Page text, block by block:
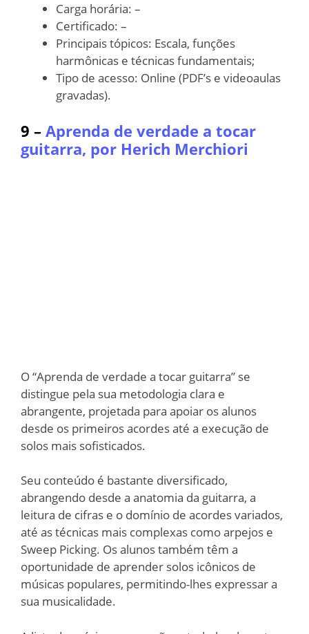
Carga horária: –
Certificado: –
Principais tópicos: Escala, funções
harmônicas e técnicas fundamentais;
Tipo de acesso: Online (PDF’s e videoaulas
gravadas).
9 – Aprenda de verdade a ​tocar
guitarra, por Herich Merchiori
O “Aprenda de verdade a ​tocar guitarra” se
distingue pela sua metodologia clara e
abrangente, projetada para apoiar os alunos
desde os primeiros acordes até a execução de
solos mais sofisticados.
Seu conteúdo é bastante diversificado,
abrangendo desde a anatomia da guitarra, a
leitura de cifras e o domínio de acordes variados,
até as técnicas mais complexas como arpejos e
Sweep Picking. Os alunos também têm a
oportunidade de aprender solos icônicos de
músicas populares, permitindo-lhes expressar a
sua musicalidade.